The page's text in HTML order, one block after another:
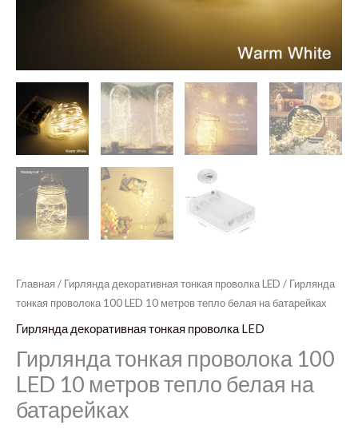
Главная / Гирлянда декоративная тонкая проволка LED / Гирлянда
тонкая проволока 100 LED 10 метров тепло белая на батарейках
Гирлянда декоративная тонкая проволка LED
Гирлянда тонкая проволока 100
LED 10 метров тепло белая на
батарейках